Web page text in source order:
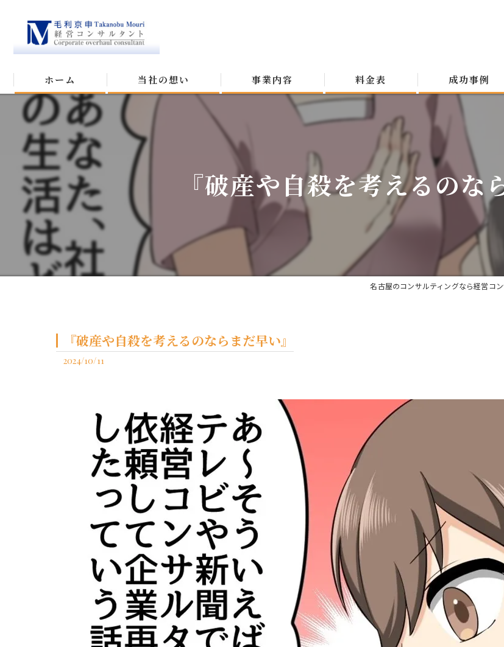
ホーム 当社の想い 事業内容 料金表 成功事例
『破産や自殺を考えるのな
名古屋のコンサルティングなら経営コ
『破産や自殺を考えるのならまだ早い』
2024/10/11